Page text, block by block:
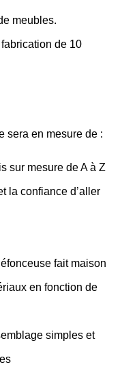
meubles.
de 10
sera en mesure de :
sur mesure de A à Z
la confiance d’aller
fait maison
en fonction de
simples et